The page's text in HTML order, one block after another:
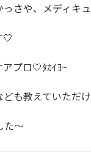
さや、メディキュ
プロ🤍ﾀｶｲﾖ~
も教えていただけ
た～